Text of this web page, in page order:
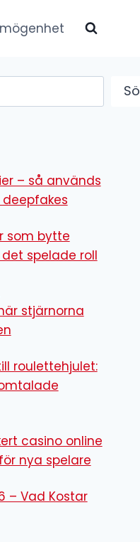
– så används
som bytte
spelade roll
stjärnorna
roulettehjulet:
casino online
nya spelare
– Vad Kostar